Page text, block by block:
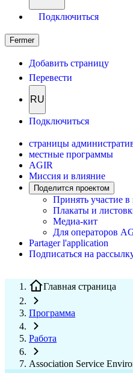
Подключиться
Fermer
Добавить страницу
Перевести
RU
Подключиться
страницы
местные программы
AGIR
Миссия и влияние
Поделится проектом
Принять участие в
Плакаты и
Медиа-кит
Для операторов
Partager l'application
Подписаться на
Главная страница
Программа
Работа
Association Service